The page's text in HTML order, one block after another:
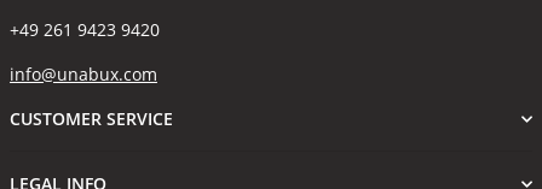
+49 261 9423 9420
info@unabux.com
CUSTOMER SERVICE
LEGAL INFO